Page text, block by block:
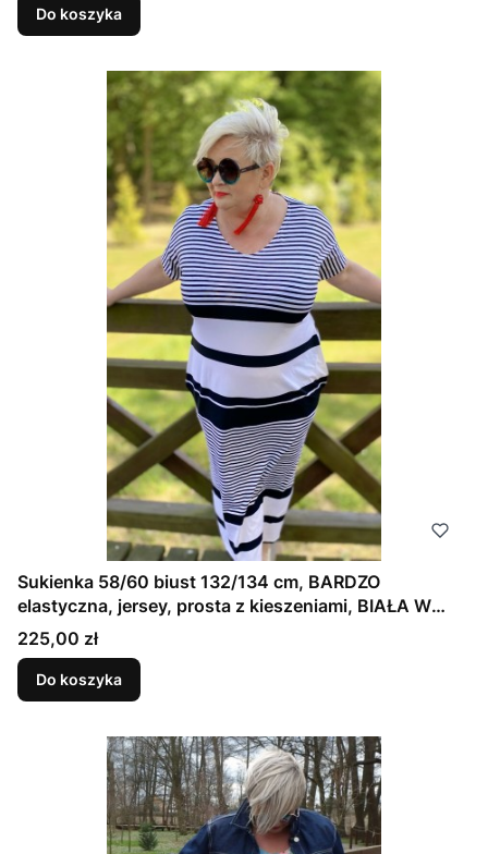
Do koszyka
Sukienka 58/60 biust 132/134 cm, BARDZO
elastyczna, jersey, prosta z kieszeniami, BIAŁA W
CZARNE PASKI, EKSTREMALNIE WYGODNA
Cena
225,00 zł
Do koszyka